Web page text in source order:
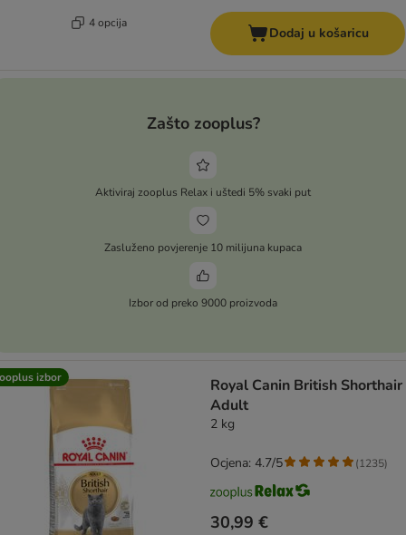
4 opcija
Dodaj u košaricu
Zašto zooplus?
Aktiviraj zooplus Relax i uštedi 5% svaki put
Zasluženo povjerenje 10 milijuna kupaca
Izbor od preko 9000 proizvoda
izbor
Royal Canin British Shorthair
Adult
2 kg
30,99 €
Ocjena: 4.7/5 (1235)